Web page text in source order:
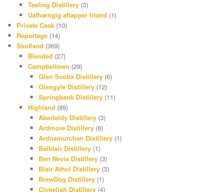
Teeling Distillery(3)
Uafhængig aftapper Irland (1)
Private Cask (10)
Reportage (14)
Skotland (369)
Blended (27)
Campbeltown (29)
Glen Scotia Distillery (6)
Glengyle Distillery (12)
Springbank Distillery (11)
Highland (89)
Aberfeldy Distillery (3)
Ardmore Distillery (6)
Ardnamurchan Distillery (1)
Balblair Distillery (1)
Ben Nevis Distillery (3)
Blair Athol Distillery (3)
BrewDog Distillery (1)
Clynelish Distillery (4)